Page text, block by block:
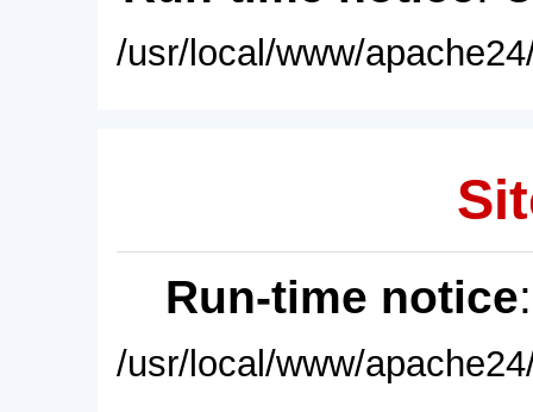
/usr/local/www/
Run-time notice
/usr/local/www/